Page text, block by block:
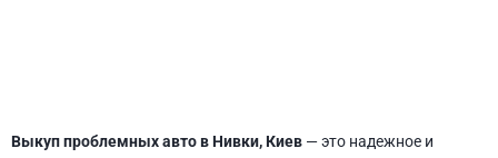
Выкуп проблемных авто в Нивки, Киев — это надежное и